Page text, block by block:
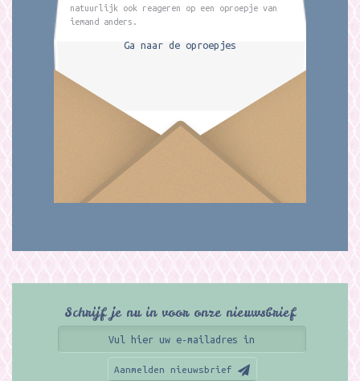
natuurlijk ook reageren op een oproepje van
iemand anders.
Ga naar de oproepjes
Schrijf je nu in voor onze nieuwsbrief
Aanmelden nieuwsbrief